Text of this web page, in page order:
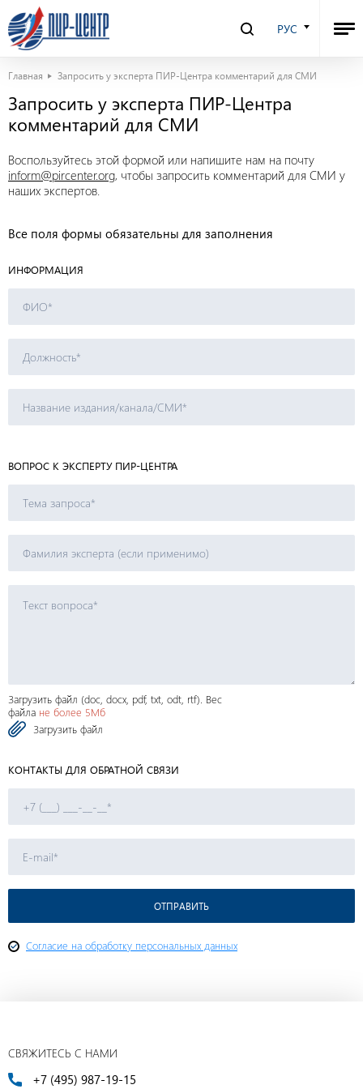
РУС
Главная Запросить у эксперта ПИР-Центра комментарий для СМИ
Запросить у эксперта ПИР-Центра
комментарий для СМИ
Воспользуйтесь этой формой или напишите нам на почту
inform@pircenter.org, чтобы запросить комментарий для СМИ у
наших экспертов.
Все поля формы обязательны для заполнения
ИНФОРМАЦИЯ
ВОПРОС К ЭКСПЕРТУ ПИР-ЦЕНТРА
Загрузить файл (doc, docx, pdf, txt, odt, rtf). Вес
файла не более 5Мб
Загрузить файл
КОНТАКТЫ ДЛЯ ОБРАТНОЙ СВЯЗИ
ОТПРАВИТЬ
Cогласие на обработку персональных данных
СВЯЖИТЕСЬ С НАМИ
+7 (495) 987-19-15